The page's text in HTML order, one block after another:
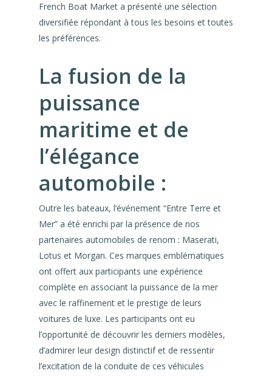
French Boat Market a présenté une sélection
diversifiée répondant à tous les besoins et toutes
les préférences.
La fusion de la
puissance
maritime et de
l’élégance
automobile :
Outre les bateaux, l’événement “Entre Terre et
Mer” a été enrichi par la présence de nos
partenaires automobiles de renom : Maserati,
Lotus et Morgan. Ces marques emblématiques
ont offert aux participants une expérience
complète en associant la puissance de la mer
avec le raffinement et le prestige de leurs
voitures de luxe. Les participants ont eu
l’opportunité de découvrir les derniers modèles,
d’admirer leur design distinctif et de ressentir
l’excitation de la conduite de ces véhicules